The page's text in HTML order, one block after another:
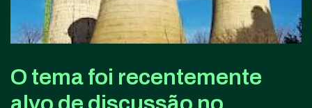
O tema foi recentemente